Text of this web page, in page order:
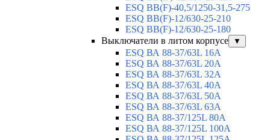
ESQ ВВ(F)-40,5/1250-31,5-275
ESQ ВВ(F)-12/630-25-210
ESQ ВВ(F)-12/630-25-180
Выключатели в литом корпусе
▼
ESQ ВА 88-37/63L 16A
ESQ ВА 88-37/63L 20A
ESQ ВА 88-37/63L 32A
ESQ ВА 88-37/63L 40A
ESQ ВА 88-37/63L 50A
ESQ ВА 88-37/63L 63A
ESQ ВА 88-37/125L 80A
ESQ ВА 88-37/125L 100A